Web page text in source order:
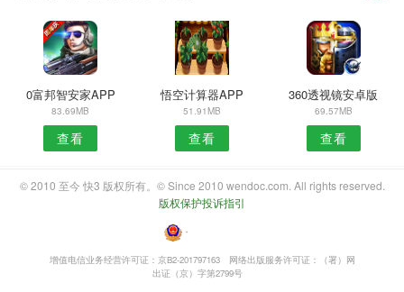
0富邦智安家APP
83.69MB
查看
悟空计算器APP
51.91MB
查看
360透视镜安卓版
69.57MB
查看
© 2010 至今 快3 版权所有。© Since 2010 wendoc.com. All rights reserved.
版权保护投诉指引
・
增值电信业务经营许可证：京B2-201797163
网络出版服务许可证：（署）网
出证（京）字第2799号